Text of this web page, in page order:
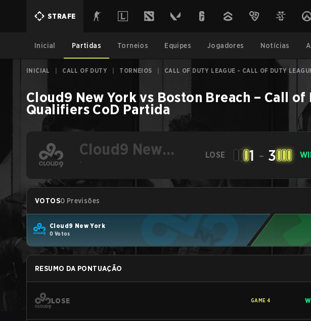
STRAFE
Inicial Partidas Torneios Equipes Jogadores Notícias
INICIAL CALL OF DUTY TORNEIOS CALL OF DUTY LEAGUE - CALL OF DUTY
Cloud9 New Yorkvs Boston Breach – Call of
Qualifiers CoD Partida
Cloud9 New
York
-
LOSE 1 - 3
VOTOS0 Previsões
Cloud9 New York
0 Votos
RESUMO DA PONTUAÇÃO
LOSE GAME 4